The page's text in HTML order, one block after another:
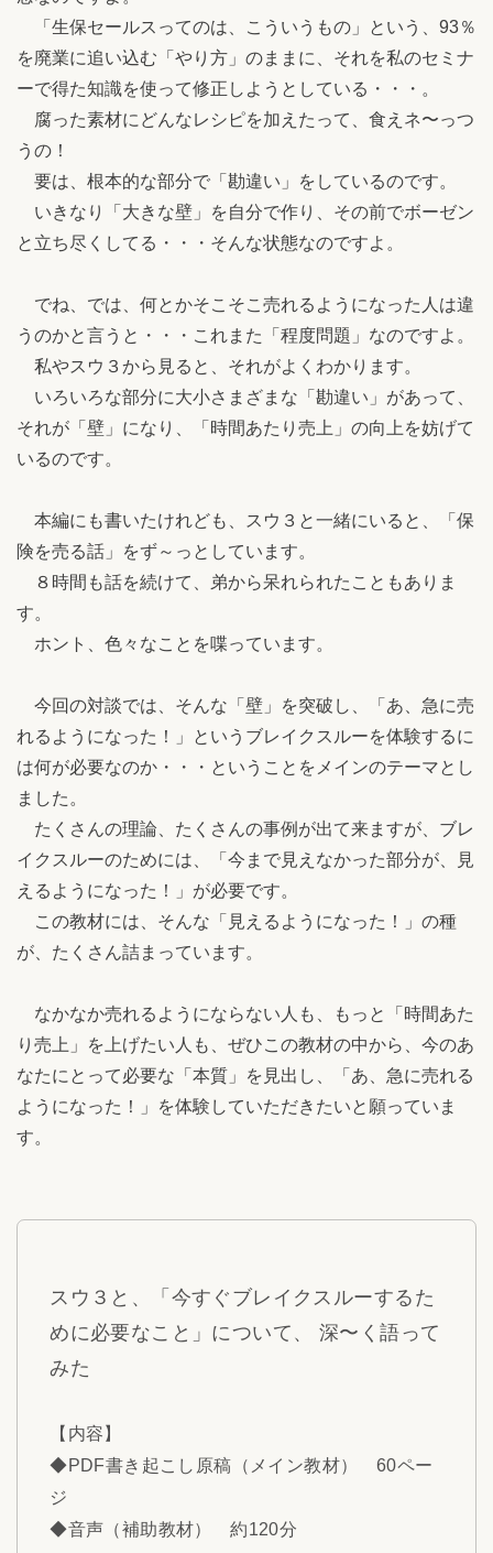
「生保セールスってのは、こういうもの」という、93％
を廃業に追い込む「やり方」のままに、それを私のセミナ
ーで得た知識を使って修正しようとしている・・・。
腐った素材にどんなレシピを加えたって、食えネ〜っつ
うの！
要は、根本的な部分で「勘違い」をしているのです。
いきなり「大きな壁」を自分で作り、その前でボーゼン
と立ち尽くしてる・・・そんな状態なのですよ。
でね、では、何とかそこそこ売れるようになった人は違
うのかと言うと・・・これまた「程度問題」なのですよ。
私やスウ３から見ると、それがよくわかります。
いろいろな部分に大小さまざまな「勘違い」があって、
それが「壁」になり、「時間あたり売上」の向上を妨げて
いるのです。
本編にも書いたけれども、スウ３と一緒にいると、「保
険を売る話」をず～っとしています。
８時間も話を続けて、弟から呆れられたこともありま
す。
ホント、色々なことを喋っています。
今回の対談では、そんな「壁」を突破し、「あ、急に売
れるようになった！」というブレイクスルーを体験するに
は何が必要なのか・・・ということをメインのテーマとし
ました。
たくさんの理論、たくさんの事例が出て来ますが、ブレ
イクスルーのためには、「今まで見えなかった部分が、見
えるようになった！」が必要です。
この教材には、そんな「見えるようになった！」の種
が、たくさん詰まっています。
なかなか売れるようにならない人も、もっと「時間あた
り売上」を上げたい人も、ぜひこの教材の中から、今のあ
なたにとって必要な「本質」を見出し、「あ、急に売れる
ようになった！」を体験していただきたいと願っていま
す。
スウ３と、「今すぐブレイクスルーするた
めに必要なこと」について、 深〜く語って
みた
【内容】
◆PDF書き起こし原稿（メイン教材） 60ペー
ジ
◆音声（補助教材） 約120分